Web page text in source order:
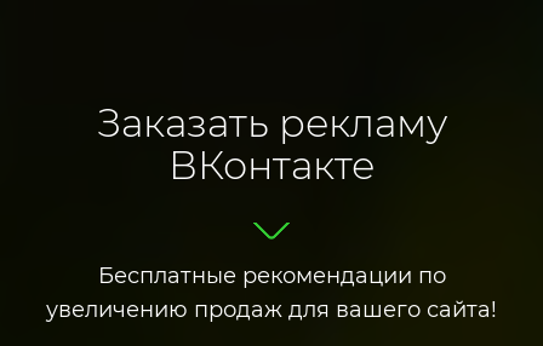
Заказать рекламу
ВКонтакте
Бесплатные рекомендации по
увеличению продаж для вашего сайта!